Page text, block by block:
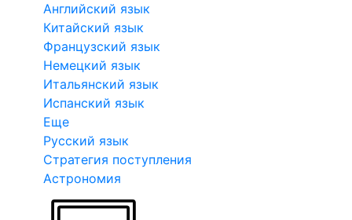
Английский язык
Китайский язык
Французский язык
Немецкий язык
Итальянский язык
Испанский язык
Еще
Русский язык
Стратегия поступления
Астрономия